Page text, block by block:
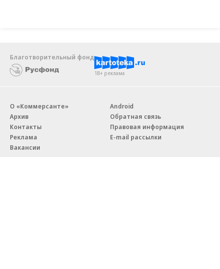
Благотворительный фонд
18+ реклама
О «Коммерсанте»
Архив
Контакты
Реклама
Вакансии
Android
Обратная связь
Правовая информация
E-mail рассылки